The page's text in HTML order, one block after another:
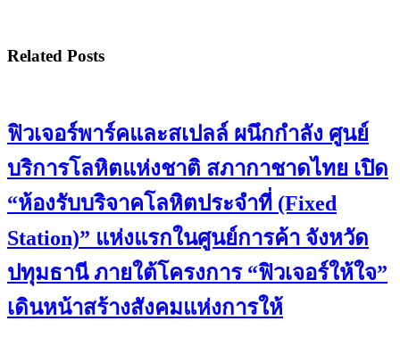
Related Posts
ฟิวเจอร์พาร์คและสเปลล์ ผนึกกำลัง ศูนย์
บริการโลหิตแห่งชาติ สภากาชาดไทย เปิด
“ห้องรับบริจาคโลหิตประจำที่ (Fixed
Station)” แห่งแรกในศูนย์การค้า จังหวัด
ปทุมธานี ภายใต้โครงการ “ฟิวเจอร์ให้ใจ”
เดินหน้าสร้างสังคมแห่งการให้